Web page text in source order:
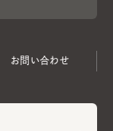
お問い合わせ